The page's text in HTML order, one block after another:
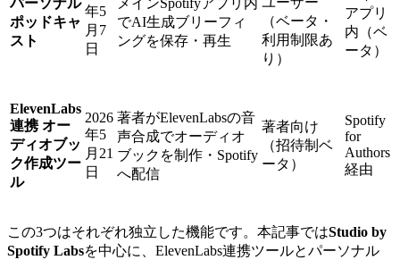
パーソナル
ポッドキャ
スト
年5
月7
日
メインSpotifyアプリ内
でAI生成ブリーフィ
ングを保存・再生
（ベータ・
利用制限あ
り）
アプリ
内（ベ
ータ）
ElevenLabs
連携 オー
ディオブッ
ク作成ツー
ル
2026
年5
月21
日
著者がElevenLabsの音
声合成でオーディオ
ブックを制作・Spotify
へ配信
著者向け
（招待制ベ
ータ）
Spotify
for
Authors
経由
この3つはそれぞれ独立した機能です。本記事ではStudio by
Spotify Labsを中心に、ElevenLabs連携ツールとパーソナル